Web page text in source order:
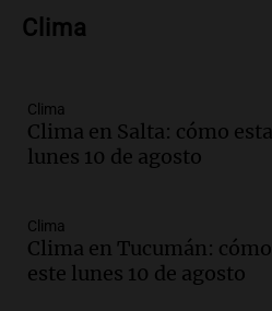
investigación
Audio.Suspenden
aumentan tarifas del
Audio. Kicillof critica
financiera y el
Clima
Clima
Clima en Salta: cómo
lunes 10 de agosto
Clima
Clima en Tucumán:
este lunes 10 de agosto